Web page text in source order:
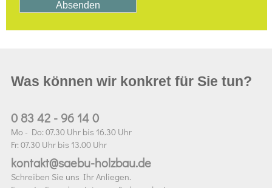
Was können wir konkret für Sie tun?
0 83 42 - 96 14 0
Mo - Do: 07.30 Uhr bis 16.30 Uhr
Fr: 07.30 Uhr bis 13.00 Uhr
kontakt@saebu-holzbau.de
Schreiben Sie uns Ihr Anliegen.